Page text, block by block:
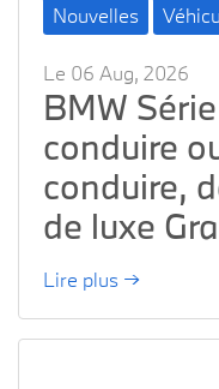
Nouvelles
Le 06 Aug, 2026
BMW
conduire
conduire,
de luxe
Lire plus →